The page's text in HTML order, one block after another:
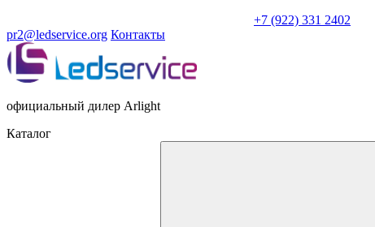
+7 (922) 331 2402
pr2@ledservice.org Контакты
официальный дилер Arlight
Каталог